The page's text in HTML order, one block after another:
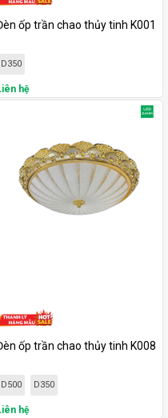
ốp trần chao thủy tinh K001
D350
hệ
ốp trần chao thủy tinh K008
D500 D350
hệ